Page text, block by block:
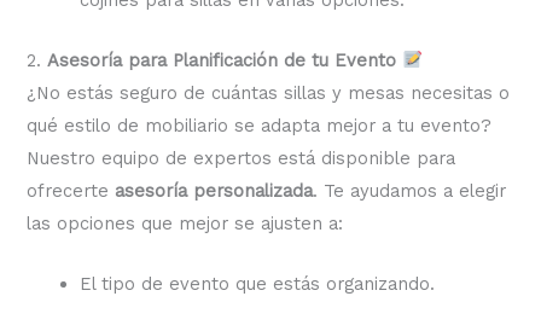
2.Asesoría para Planificación de tu Evento
¿No estás seguro de cuántas sillas y mesas necesitas o
qué estilo de mobiliario se adapta mejor a tu evento?
Nuestro equipo de expertos está disponible para
ofrecerte asesoría personalizada. Te ayudamos a elegir
las opciones que mejor se ajusten a:
El tipo de evento que estás organizando.